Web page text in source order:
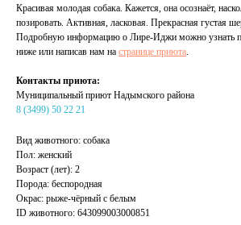
Красивая молодая собака. Кажется, она осознаёт,
позировать. Активная, ласковая. Прекрасная густая
Подробную информацию о Лире-Иджи можно узнать
ниже или написав нам на странице приюта.
Контакты приюта:
Муниципальный приют Надымского района
8 (3499) 50 22 21
Вид животного: собака
Пол: женский
Возраст (лет): 2
Порода: беспородная
Окрас: рыже-чёрный с белым
ID животного: 643099003000851